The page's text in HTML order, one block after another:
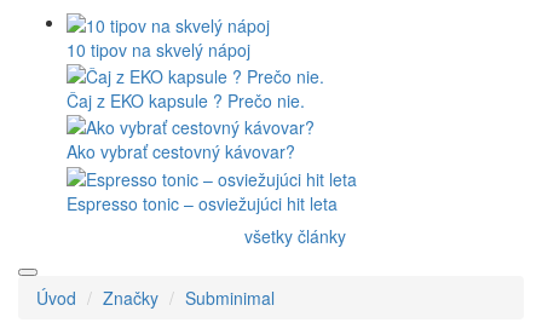
10 tipov na skvelý nápoj
Čaj z EKO kapsule ? Prečo nie.
Ako vybrať cestovný kávovar?
Espresso tonic – osviežujúci hit leta
všetky články
Úvod Značky Subminimal